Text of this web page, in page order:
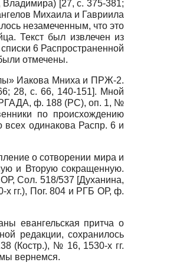
[27, с. 375-381;
Михаила и Гавриила
незамеченным, что это
Текст был извлечен из
6 Распространенной
отмечены.
Иакова Мниха и ПРЖ-2.
28, с. 66, 140-151]. Мной
ф. 188 (РС), оп. 1, №
по происхождению
всех одинакова Распр. 6 и
о сотворении мира и
и Вторую сокращенную.
Сол. 518/537 [Духанина,
гг.), Пог. 804 и РГБ ОР, ф.
евангельская притча о
редакции, сохранилось
(Костр.), № 16, 1530-х гг.
вернемся.